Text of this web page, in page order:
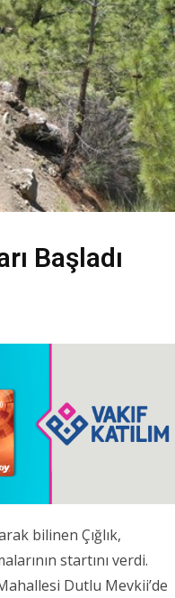
Başladı
bilinen Çığlık,
startını verdi.
Dutlu Mevkii’de